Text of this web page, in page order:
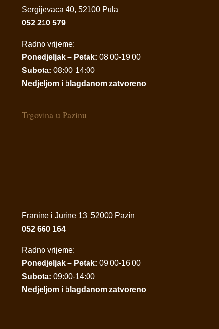
Sergijevaca 40, 52100 Pula
052 210 579
Radno vrijeme:
Ponedjeljak – Petak: 08:00-19:00
Subota: 08:00-14:00
Nedjeljom i blagdanom zatvoreno
Trgovina u Pazinu
Franine i Jurine 13, 52000 Pazin
052 660 164
Radno vrijeme:
Ponedjeljak – Petak: 09:00-16:00
Subota: 09:00-14:00
Nedjeljom i blagdanom zatvoreno